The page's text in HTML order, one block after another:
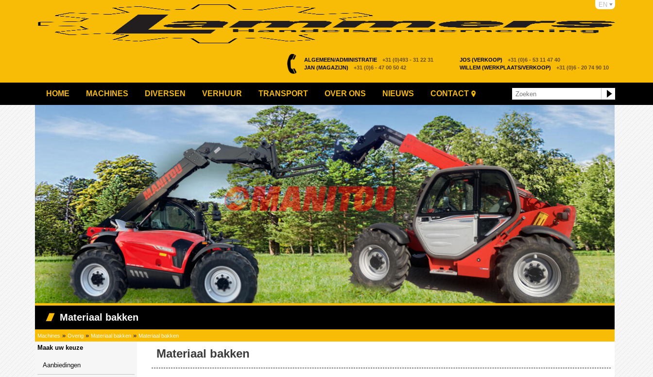
ALGEMEEN/ADMINISTRATIE +31 (0)493 - 31 22 31 JOS (VERKOOP)
+31 (0)6 - 53 11 47 40
JAN (MAGAZIJN)
+31 (0)6 - 47 00 50 42 WILLEM (WERKPLAATS/VERKOOP) +31 (0)6 - 20 74 90 10
EN
HOME MACHINES DIVERSEN VERHUUR TRANSPORT OVER ONS NIEUWS CONTACT
Materiaal bakken
Machines » Overig » Materiaal bakken » Materiaal bakken
Maak uw keuze
Aanbiedingen
Materiaal bakken